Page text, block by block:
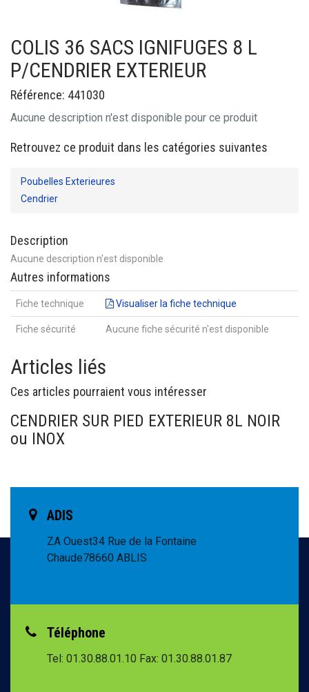
COLIS 36 SACS IGNIFUGES 8 L
P/CENDRIER EXTERIEUR
Référence: 441030
Aucune description n'est disponible pour ce produit
Retrouvez ce produit dans les catégories suivantes
Poubelles Exterieures
Cendrier
Description
Aucune description n'est disponible
Autres informations
Fiche technique Visualiser la fiche technique
Fiche sécurité Aucune fiche sécurité n'est disponible
Articles liés
Ces articles pourraient vous intéresser
CENDRIER SUR PIED EXTERIEUR 8L NOIR
ou INOX
ADIS
ZA Ouest34 Rue de la Fontaine
Chaude78660 ABLIS
Téléphone
Tel: 01.30.88.01.10 Fax: 01.30.88.01.87